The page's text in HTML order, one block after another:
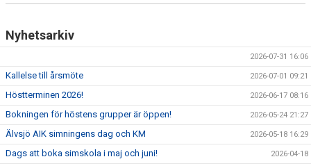
Nyhetsarkiv
2026-07-31 16:06
Kallelse till årsmöte 2026-07-01 09:21
Höstterminen 2026! 2026-06-17 08:16
Bokningen för höstens grupper är öppen! 2026-05-24 21:27
Älvsjö AIK simningens dag och KM 2026-05-18 16:29
Dags att boka simskola i maj och juni! 2026-04-18